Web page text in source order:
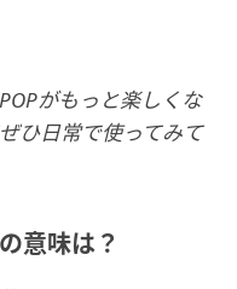
がもっと楽しくな
ひ日常で使ってみて
意味は？